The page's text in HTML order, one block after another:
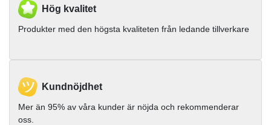
Hög kvalitet
Produkter med den högsta kvaliteten från ledande tillverkare
Kundnöjdhet
Mer än 95% av våra kunder är nöjda och rekommenderar
oss.